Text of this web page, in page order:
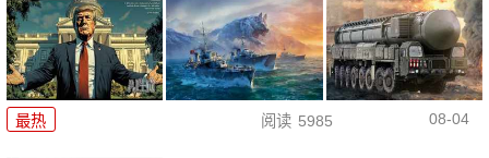
最热 阅读 5985 08-04